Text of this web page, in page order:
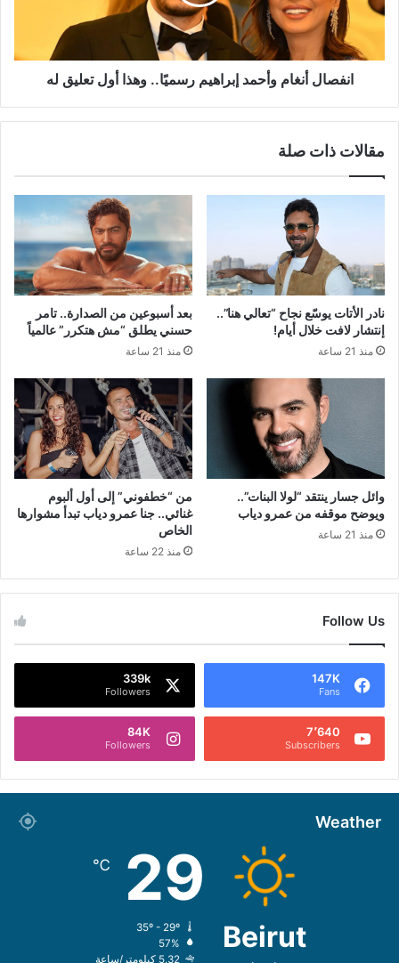
أول
له
انفصال أنغام وأحمد إبراهيم رسميًا.. وهذا أول تعليق له
مقالات ذات صلة
نادر الأتات يوسّع نجاح “تعالي هنا”..
إنتشار لافت خلال أيام!
منذ 21 ساعة
بعد أسبوعين من الصدارة.. تامر
حسني يطلق “مش هتكرر” عالمياً
منذ 21 ساعة
وائل جسار ينتقد “لولا البنات”..
ويوضح موقفه من عمرو دياب
منذ 21 ساعة
من “خطفوني” إلى أول ألبوم
غنائي.. جنا عمرو دياب تبدأ مشوارها
الخاص
منذ 22 ساعة
Follow Us
147K
Fans
339k
Followers
7٬640
Subscribers
84K
Followers
Weather
Beirut
29
℃
57%
5.32 كيلومتر/ساعة